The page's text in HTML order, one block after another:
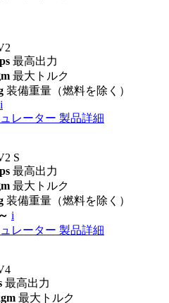
最高出力
最大トルク
装備重量（燃料を除く）
i
レーター 製品詳細
S
最高出力
最大トルク
装備重量（燃料を除く）
i
レーター 製品詳細
最高出力
最大トルク